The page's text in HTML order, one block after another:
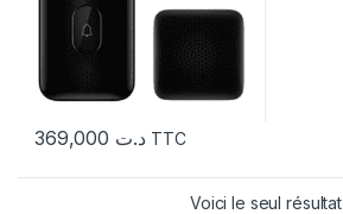
د.ت TTC
Voici le seul résultat